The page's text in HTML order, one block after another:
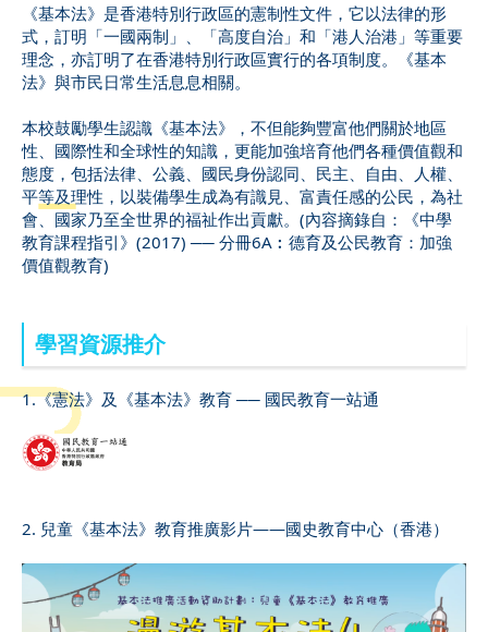
《基本法》是香港特別行政區的憲制性文件，它以法律的形
式，訂明「一國兩制」、「高度自治」和「港人治港」等重要
理念，亦訂明了在香港特別行政區實行的各項制度。《基本
法》與市民日常生活息息相關。
本校鼓勵學生認識《基本法》，不但能夠豐富他們關於地區
性、國際性和全球性的知識，更能加強培育他們各種價值觀和
態度，包括法律、公義、國民身份認同、民主、自由、人權、
平等及理性，以裝備學生成為有識見、富責任感的公民，為社
會、國家乃至全世界的福祉作出貢獻。(內容摘錄自：《中學
教育課程指引》(2017) ── 分冊6A︰德育及公民教育：加強
價值觀教育)
學習資源推介
1.《憲法》及《基本法》教育 ── 國民教育一站通
2. 兒童《基本法》教育推廣影片——國史教育中心（香港）